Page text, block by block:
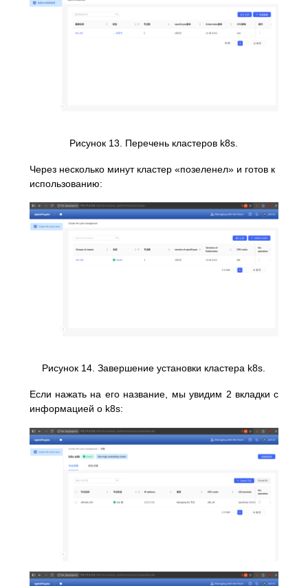
Рисунок 13. Перечень кластеров k8s.
Через несколько минут кластер «позеленел» и готов к
использованию:
Рисунок 14. Завершение установки кластера k8s.
Если нажать на его название, мы увидим 2 вкладки с
информацией о k8s: